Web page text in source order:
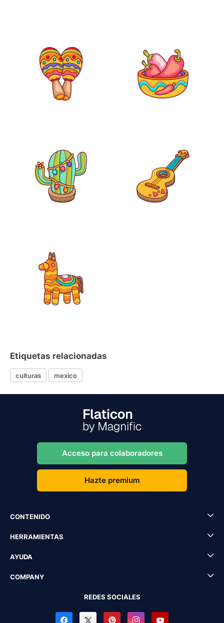
Etiquetas relacionadas
culturas mexico
Acceso para colaboradores
Hazte premium
CONTENIDO
HERRAMIENTAS
AYUDA
COMPANY
REDES SOCIALES